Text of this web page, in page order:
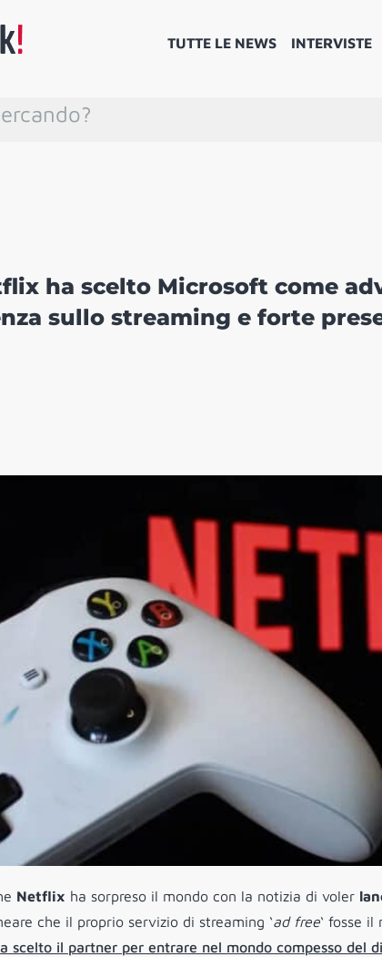
TUTTE LE NEWS INTERVISTE
ha scelto Microsoft come
sullo streaming e forte
Netflix ha sorpreso il mondo con la notizia di voler
che il proprio servizio di streaming ‘ad free‘ fosse
scelto il partner per entrare nel mondo compesso del